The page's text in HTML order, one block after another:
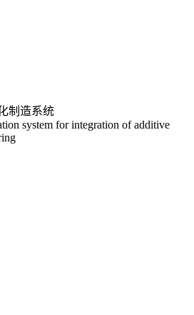
制造系统
system for integration of additive